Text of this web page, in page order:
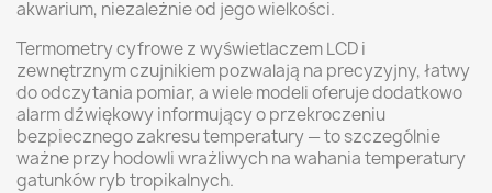
akwarium, niezależnie od jego wielkości.
Termometry cyfrowe z wyświetlaczem LCD i
zewnętrznym czujnikiem pozwalają na precyzyjny, łatwy
do odczytania pomiar, a wiele modeli oferuje dodatkowo
alarm dźwiękowy informujący o przekroczeniu
bezpiecznego zakresu temperatury — to szczególnie
ważne przy hodowli wrażliwych na wahania temperatury
gatunków ryb tropikalnych.